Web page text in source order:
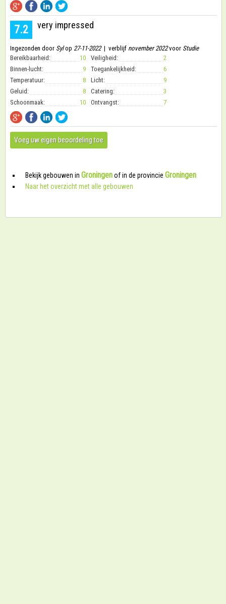
7.2 very impressed
Ingezonden door Sylop 27-11-2022| verblijf november 2022voor Studie
Bereikbaarheid:
10 Veiligheid:
2
Binnen-lucht:
9 Toegankelijkheid:
6
Temperatuur:
8 Licht:
9
Geluid:
8 Catering:
3
Schoonmaak:
10 Ontvangst: 7
Voeg uw eigen beoordeling toe
Bekijk gebouwen in Groningenof in de provincie Groningen
Naar het overzicht met alle gebouwen